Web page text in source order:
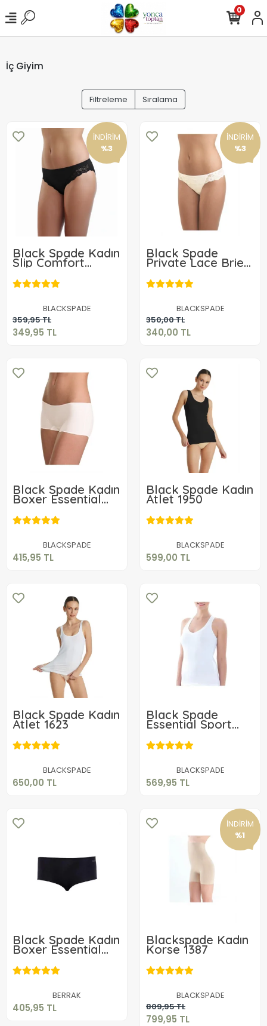
0
İç Giyim
Filtreleme Sıralama
İNDİRİM
%3
Black Spade Kadın
Slip Comfort
Elegance 1336
BLACKSPADE
359,95 TL
349,95 TL
349,95 TL
Sepete Ekle
İNDİRİM
%3
Black Spade
Private Lace Brief
1338
BLACKSPADE
350,00 TL
340,00 TL
340,00 TL
Sepete Ekle
Black Spade Kadın
Boxer Essential
Short 12
BLACKSPADE
415,95 TL
415,95 TL
Black Spade Kadın
Atlet 1950
BLACKSPADE
599,00 TL
599,00 TL
Black Spade Kadın
Atlet 1623
BLACKSPADE
650,00 TL
650,00 TL
Black Spade
Essential Sport
Singlet 1713
BLACKSPADE
569,95 TL
569,95 TL
Black Spade Kadın
Boxer Essential
Short 1332
BERRAK
405,95 TL
405,95 TL
İNDİRİM
%1
Blackspade Kadın
Korse 1387
BLACKSPADE
809,95 TL
799,95 TL
799,95 TL
Sepete Ekle